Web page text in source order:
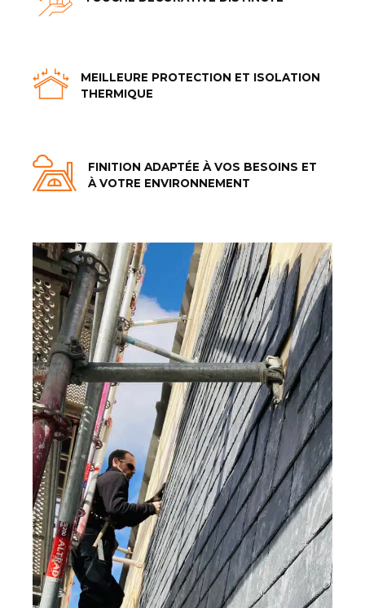
MEILLEURE PROTECTION ET ISOLATION
THERMIQUE
FINITION ADAPTÉE À VOS BESOINS ET
À VOTRE ENVIRONNEMENT